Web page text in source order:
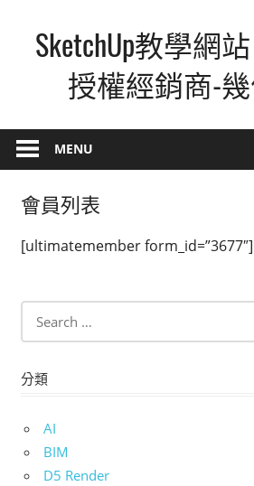
contentSketchUp教學網站
授權經銷商-
–
最
覺
的
方
式,
人
MENU
會員列表
[ultimatemember form_id=”3677″]
分類
AI
BIM
D5 Render